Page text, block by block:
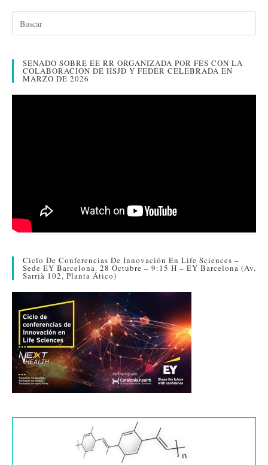
bo
ok
tte
r
ed
In
ailm
pa
r
SENADO SOBRE EE RR ORGANIZADA POR FES CON LA
COLABORACION DE HSJD Y FEDER CELEBRADA EN
MARZO DE 2026
Ciclo De Conferencias De Innovación En Life Sciences –
Sede EY Barcelona. 28 Octubre – 9:15 H – EY Barcelona (Av.
Sarrià 102, Planta Ático)